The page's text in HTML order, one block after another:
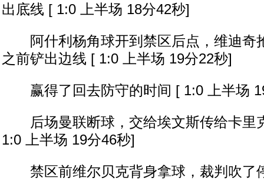
出底线 [ 1:0 上半场 18分42秒]
阿什利杨角球开到禁区后点，维迪奇
之前铲出边线 [ 1:0 上半场 19分22秒]
赢得了回去防守的时间 [ 1:0 上半场
后场曼联断球，交给埃文斯传给卡里
1:0 上半场 19分46秒]
禁区前维尔贝克背身拿球，裁判吹了